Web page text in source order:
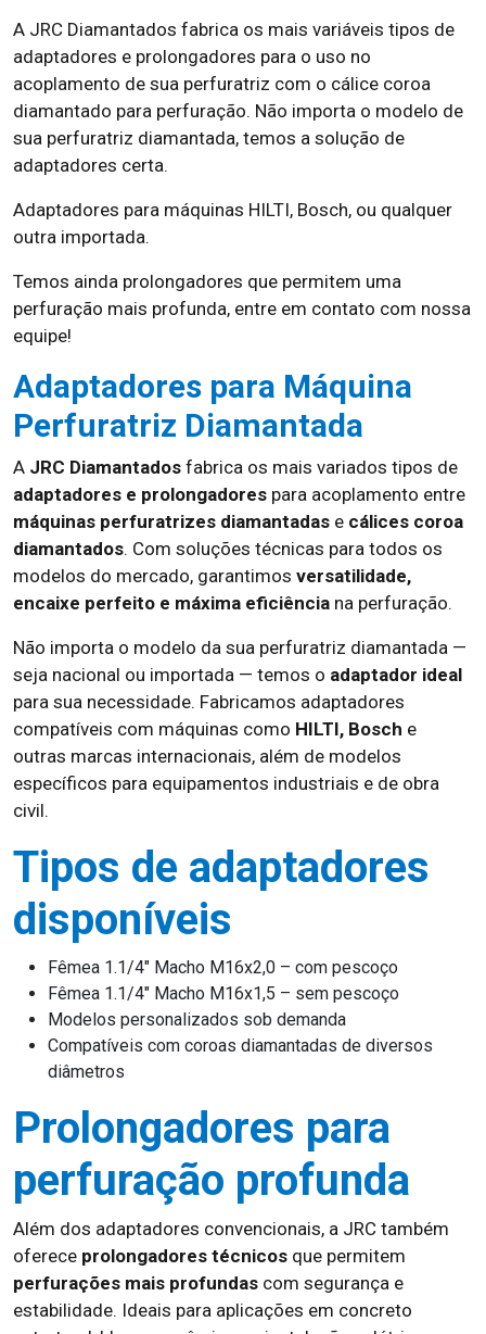
A JRC Diamantados fabrica os mais variáveis tipos de
adaptadores e prolongadores para o uso no
acoplamento de sua perfuratriz com o cálice coroa
diamantado para perfuração. Não importa o modelo de
sua perfuratriz diamantada, temos a solução de
adaptadores certa.
Adaptadores para máquinas HILTI, Bosch, ou qualquer
outra importada.
Temos ainda prolongadores que permitem uma
perfuração mais profunda, entre em contato com nossa
equipe!
Adaptadores para Máquina
Perfuratriz Diamantada
A JRC Diamantados fabrica os mais variados tipos de
adaptadores e prolongadores para acoplamento entre
máquinas perfuratrizes diamantadas e cálices coroa
diamantados. Com soluções técnicas para todos os
modelos do mercado, garantimos versatilidade,
encaixe perfeito e máxima eficiência na perfuração.
Não importa o modelo da sua perfuratriz diamantada —
seja nacional ou importada — temos o adaptador ideal
para sua necessidade. Fabricamos adaptadores
compatíveis com máquinas como HILTI, Bosch e
outras marcas internacionais, além de modelos
específicos para equipamentos industriais e de obra
civil.
Tipos de adaptadores
disponíveis
Fêmea 1.1/4″ Macho M16x2,0 – com pescoço
Fêmea 1.1/4″ Macho M16x1,5 – sem pescoço
Modelos personalizados sob demanda
Compatíveis com coroas diamantadas de diversos
diâmetros
Prolongadores para
perfuração profunda
Além dos adaptadores convencionais, a JRC também
oferece prolongadores técnicos que permitem
perfurações mais profundas com segurança e
estabilidade. Ideais para aplicações em concreto